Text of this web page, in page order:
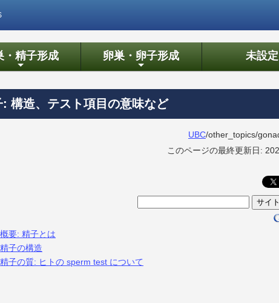
+
・精子形成
+
卵巣・卵子形成 未設定
: 構造、テスト項目の意味など
UBC/other_topics/
このページの最終更新日:
概要: 精子とは
精子の構造
精子の質: ヒトの sperm test について